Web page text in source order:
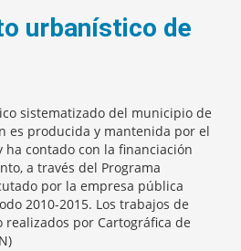
urbanístico de
sistematizado del municipio de
es producida y mantenida por el
ha contado con la financiación
a través del Programa
por la empresa pública
2010-2015. Los trabajos de
por Cartográfica de